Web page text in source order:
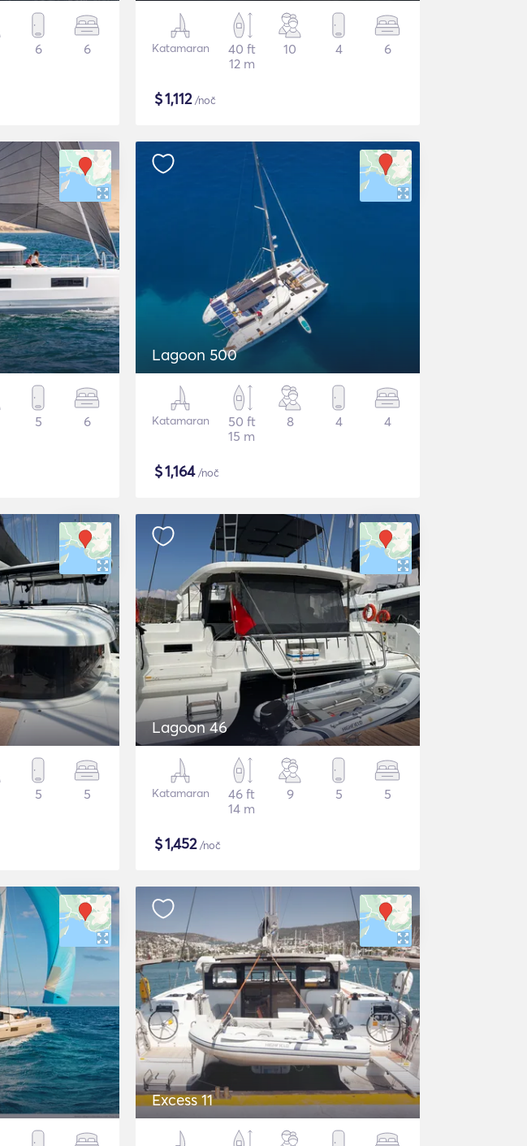
6 6 Katamaran
40 ft
12 m
10 4 6
$1,112/noč
5 6
Lagoon 500
Katamaran
50 ft
15 m
8 4 4
$1,164/noč
5 5
Lagoon 46
Katamaran
46 ft
14 m
9 5 5
$1,452/noč
Excess 11